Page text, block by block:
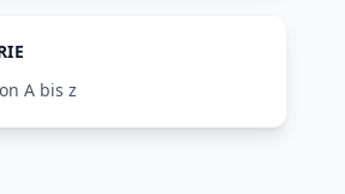
A bis z